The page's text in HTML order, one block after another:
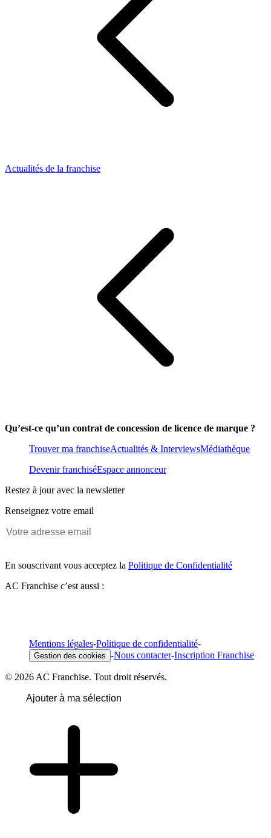
Actualités de la franchise
Qu’est-ce qu’un contrat de concession de licence de marque ?
Trouver ma franchiseActualités & InterviewsMédiathèque
Devenir franchiséEspace annonceur
Restez à jour avec la newsletter
Renseignez votre email
En souscrivant vous acceptez la Politique de Confidentialité
AC Franchise c’est aussi :
Mentions légales-Politique de confidentialité-
Gestion des cookies -Nous contacter-Inscription Franchise
© 2026 AC Franchise. Tout droit réservés.
Ajouter à ma sélection